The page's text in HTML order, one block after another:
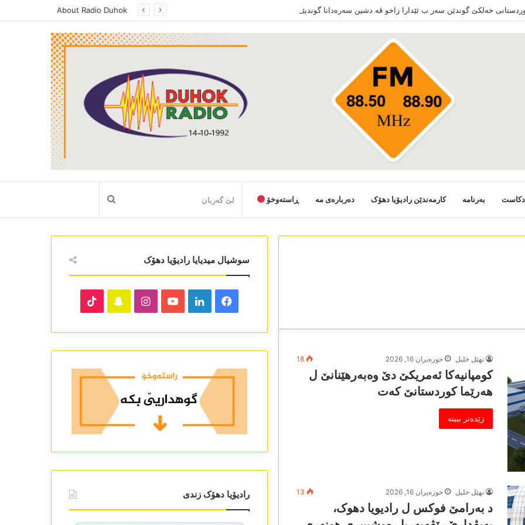
خەلکێ گوندێن سەر ب ئێدارا زاخو ڤە دشین سەرەدانا گوندیێن خو بکەن About Radio Duhok
بەرنامە کارمەندێن رادیۆیا دھۆک دەربارەی مە ڕاستەوخۆ لێ
گەریان
نھێل خلیل حوزه‌یران 16, 2026 18
کومپانیەکا ئەمریکێ دێ وەبەرھێنانێ ل
ھەرێما کوردستانێ کەت
زێدەتر ببینە
نھێل خلیل حوزه‌یران 16, 2026 13
د بەرامێ فوکس ل رادیویا دھوک،
سوشیال میدیایا رادیۆیا دھۆک
Facebook
LinkedIn
YouTube
Instagram
Snapchat
رادیۆیا دھۆک زندی